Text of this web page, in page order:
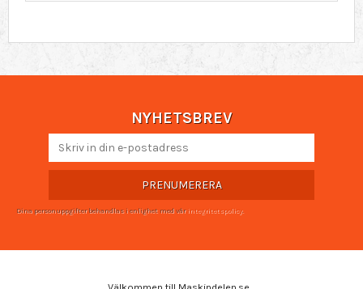
NYHETSBREV
PRENUMERERA
Dina personuppgifter behandlas i enlighet med vår integritetspolicy.